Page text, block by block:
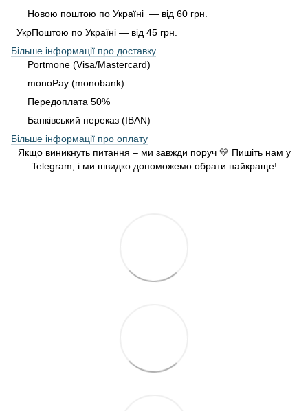
Новою поштою по Україні — від 60 грн.
УкрПоштою по Україні — від 45 грн.
Більше інформації про доставку
Portmone (Visa/Mastercard)
monoPay (monobank)
Передоплата 50%
Банківський переказ (IBAN)
Більше інформації про оплату
Якщо виникнуть питання – ми завжди поруч 💛 Пишіть нам у
Telegram, і ми швидко допоможемо обрати найкраще!